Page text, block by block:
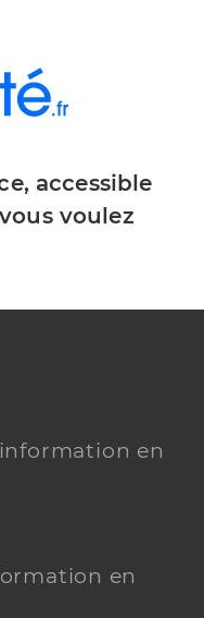
accessible
voulez
en
en